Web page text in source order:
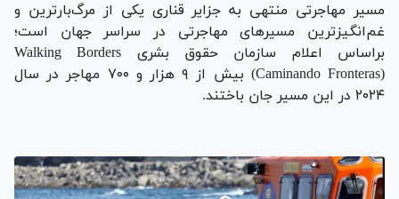
مسیر مهاجرتی منتهی به جزایر قناری یکی از مرگ‌بارترین و
غم‌انگیزترین مسیر‌های مهاجرتی در سراسر جهان است؛
براساس اعلام سازمان حقوق بشری Walking Borders
(Caminando Fronteras) بیش از ۹ هزار و ۷۰۰ مهاجر در سال
۲۰۲۴ در این مسیر جان باختند.